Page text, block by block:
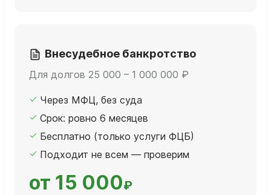
Внесудебное банкротство
Для долгов 25 000 – 1 000 000 ₽
Через МФЦ, без суда
Срок: ровно 6 месяцев
Бесплатно (только услуги ФЦБ)
Подходит не всем — проверим
от 15 000₽